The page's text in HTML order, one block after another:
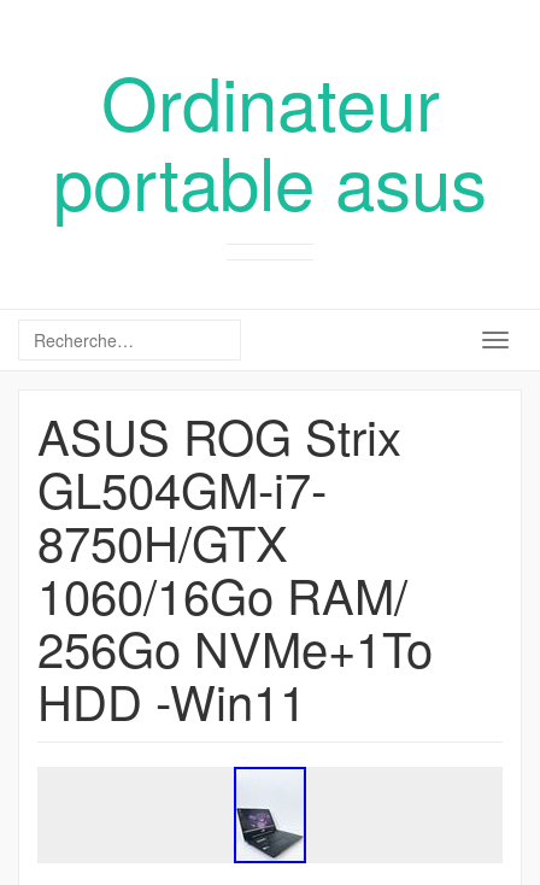
Ordinateur
portable asus
ASUS ROG Strix
GL504GM-i7-
8750H/GTX
1060/16Go RAM/
256Go NVMe+1To
HDD -Win11